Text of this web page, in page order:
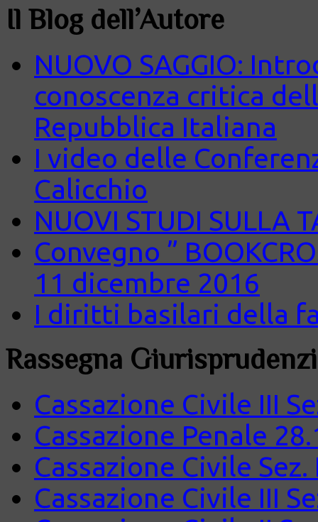
Il Blog dell’Autore
NUOVO SAGGIO:
conoscenza critica
Repubblica Italiana
I video delle
Calicchio
NUOVI STUDI SULLA
Convegno ”
11 dicembre 2016
I diritti basilari della
Rassegna
Cassazione Civile III
Cassazione Penale
Cassazione Civile
Cassazione Civile III